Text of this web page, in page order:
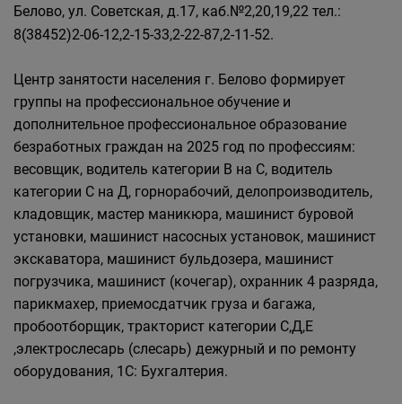
Белово, ул. Советская, д.17, каб.№2,20,19,22 тел.:
8(38452)2-06-12,2-15-33,2-22-87,2-11-52.
Центр занятости населения г. Белово формирует
группы на профессиональное обучение и
дополнительное профессиональное образование
безработных граждан на 2025 год по профессиям:
весовщик, водитель категории В на С, водитель
категории С на Д, горнорабочий, делопроизводитель,
кладовщик, мастер маникюра, машинист буровой
установки, машинист насосных установок, машинист
экскаватора, машинист бульдозера, машинист
погрузчика, машинист (кочегар), охранник 4 разряда,
парикмахер, приемосдатчик груза и багажа,
пробоотборщик, тракторист категории С,Д,Е
,электрослесарь (слесарь) дежурный и по ремонту
оборудования, 1С: Бухгалтерия.